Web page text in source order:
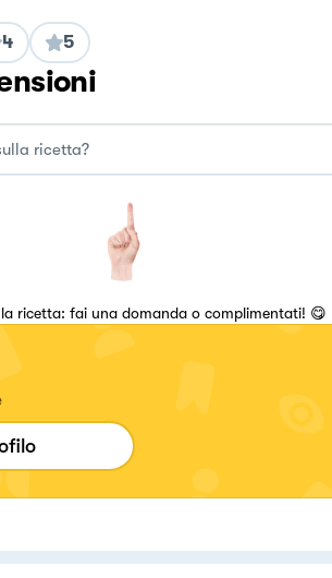
4 5
ricetta: fai una domanda o complimentati! 😋